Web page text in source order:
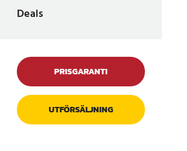
Deals
PRISGARANTI
UTFÖRSÄLJNING